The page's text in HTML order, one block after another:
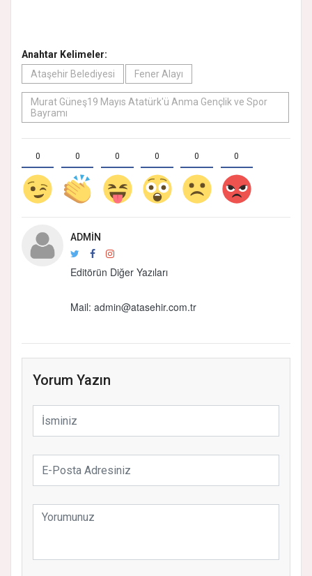
Anahtar Kelimeler:
Ataşehir Belediyesi
Fener Alayı
Murat Güneş19 Mayıs Atatürk'ü Anma Gençlik ve Spor
Bayramı
0 0 0 0 0 0
ADMIN
Editörün Diğer Yazıları
Mail: admin@atasehir.com.tr
Yorum Yazın